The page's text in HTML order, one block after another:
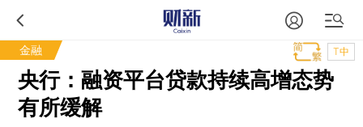
金融 T中
央行：融资平台贷款持续高增态势
有所缓解